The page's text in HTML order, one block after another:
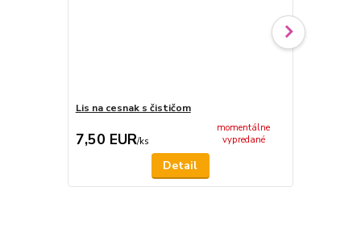
Lis na cesnak s čističom
7,50 EUR/ks
momentálne
vypredané
Detail